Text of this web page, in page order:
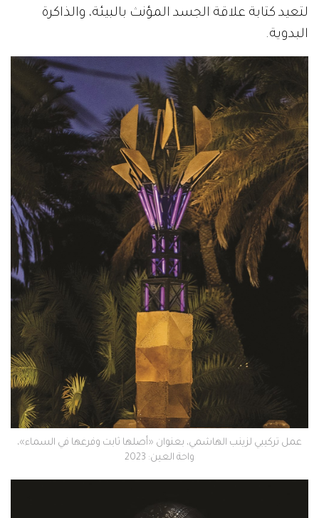
لتعيد كتابة علاقة الجسد المؤنث بالبيئة، والذاكرة
البدوية.
عمل تركيبي لزينب الهاشمي، بعنوان «أصلها ثابت وفرعها في السماء»،
واحة العين: 2023